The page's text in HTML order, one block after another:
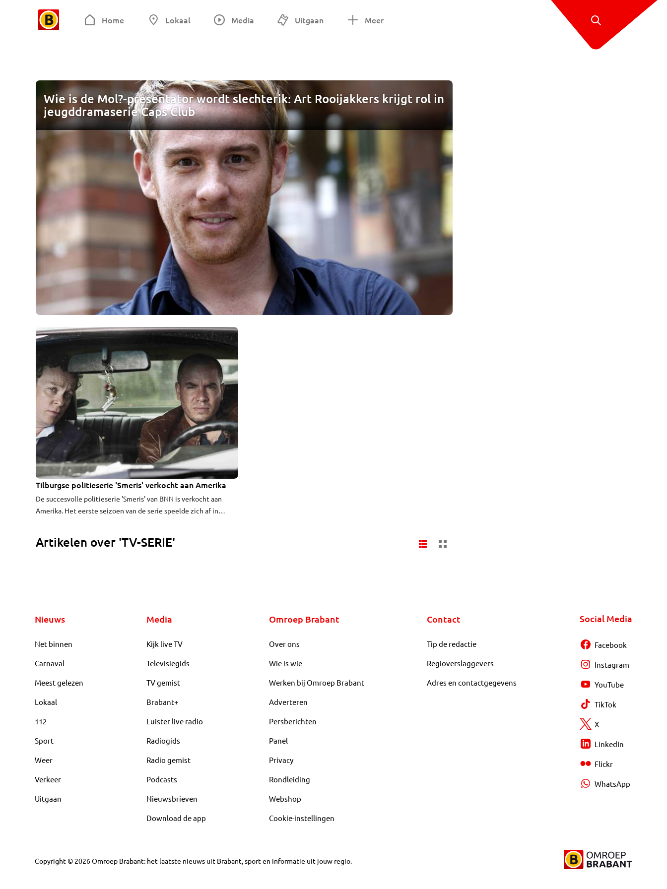
Home Lokaal Media Uitgaan Meer
Wie is de Mol?-presentator wordt slechterik: Art Rooijakkers krijgt rol in
jeugddramaserie Caps Club
Tilburgse politieserie 'Smeris' verkocht aan Amerika
De succesvolle politieserie 'Smeris' van BNN is verkocht aan
Amerika. Het eerste seizoen van de serie speelde zich af in
Artikelen over 'TV-SERIE'
Nieuws
Net binnen
Carnaval
Meest gelezen
Lokaal
112
Sport
Weer
Verkeer
Uitgaan
Media
Kijk live TV
Televisiegids
TV gemist
Brabant+
Luister live radio
Radiogids
Radio gemist
Podcasts
Nieuwsbrieven
Download de app
Omroep Brabant
Over ons
Wie is wie
Werken bij Omroep Brabant
Adverteren
Persberichten
Panel
Privacy
Rondleiding
Webshop
Cookie-instellingen
Contact
Tip de redactie
Regioverslaggevers
Adres en contactgegevens
Social Media
Facebook
Instagram
YouTube
TikTok
X
LinkedIn
Flickr
WhatsApp
Copyright © 2026Omroep Brabant: het laatste nieuws uit Brabant, sport en informatie uit jouw regio.